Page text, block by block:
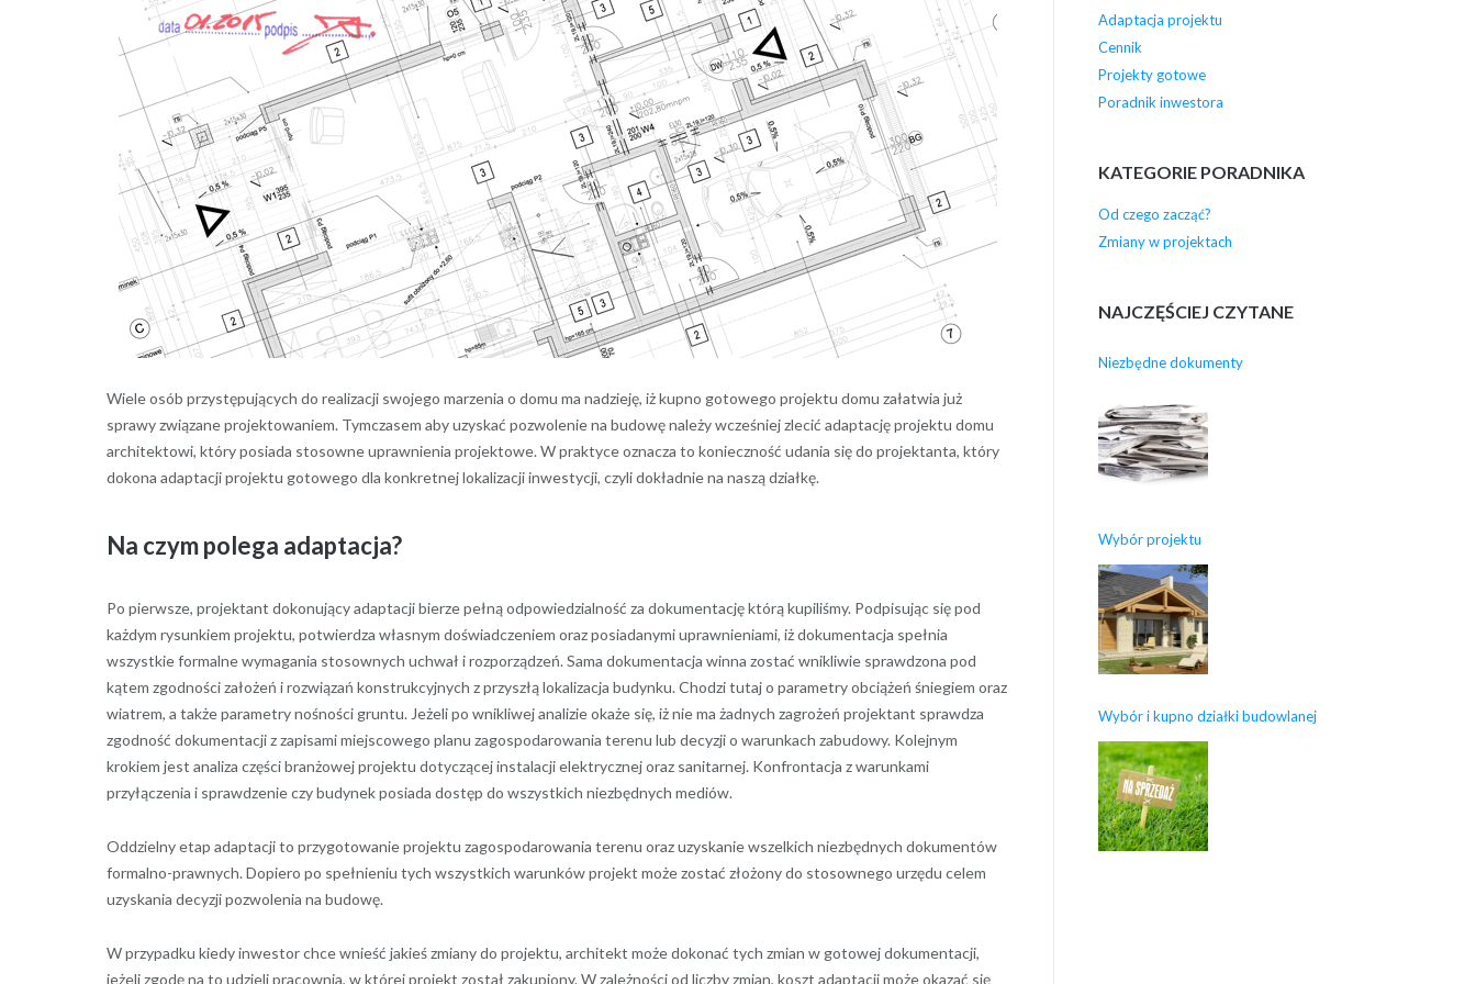
Wiele osób przystępujących do realizacji swojego marzenia o domu ma nadzieję, iż kupno gotowego projektu domu załatwia już
sprawy związane projektowaniem. Tymczasem aby uzyskać pozwolenie na budowę należy wcześniej zlecić adaptację projektu domu
architektowi, który posiada stosowne uprawnienia projektowe. W praktyce oznacza to konieczność udania się do projektanta, który
dokona adaptacji projektu gotowego dla konkretnej lokalizacji inwestycji, czyli dokładnie na naszą działkę.
Na czym polega adaptacja?
Po pierwsze, projektant dokonujący adaptacji bierze pełną odpowiedzialność za dokumentację którą kupiliśmy. Podpisując się pod
każdym rysunkiem projektu, potwierdza własnym doświadczeniem oraz posiadanymi uprawnieniami, iż dokumentacja spełnia
wszystkie formalne wymagania stosownych uchwał i rozporządzeń. Sama dokumentacja winna zostać wnikliwie sprawdzona pod
kątem zgodności założeń i rozwiązań konstrukcyjnych z przyszłą lokalizacja budynku. Chodzi tutaj o parametry obciążeń śniegiem oraz
wiatrem, a także parametry nośności gruntu. Jeżeli po wnikliwej analizie okaże się, iż nie ma żadnych zagrożeń projektant sprawdza
zgodność dokumentacji z zapisami miejscowego planu zagospodarowania terenu lub decyzji o warunkach zabudowy. Kolejnym
krokiem jest analiza części branżowej projektu dotyczącej instalacji elektrycznej oraz sanitarnej. Konfrontacja z warunkami
przyłączenia i sprawdzenie czy budynek posiada dostęp do wszystkich niezbędnych mediów.
Oddzielny etap adaptacji to przygotowanie projektu zagospodarowania terenu oraz uzyskanie wszelkich niezbędnych dokumentów
formalno-prawnych. Dopiero po spełnieniu tych wszystkich warunków projekt może zostać złożony do stosownego urzędu celem
uzyskania decyzji pozwolenia na budowę.
W przypadku kiedy inwestor chce wnieść jakieś zmiany do projektu, architekt może dokonać tych zmian w gotowej dokumentacji,
jeżeli zgodę na to udzieli pracownia, w której projekt został zakupiony. W zależności od liczby zmian, koszt adaptacji może okazać się
Adaptacja projektu
Cennik
Projekty gotowe
Poradnik inwestora
KATEGORIE PORADNIKA
Od czego zacząć?
Zmiany w projektach
NAJCZĘŚCIEJ CZYTANE
Niezbędne dokumenty
Wybór projektu
Wybór i kupno działki budowlanej